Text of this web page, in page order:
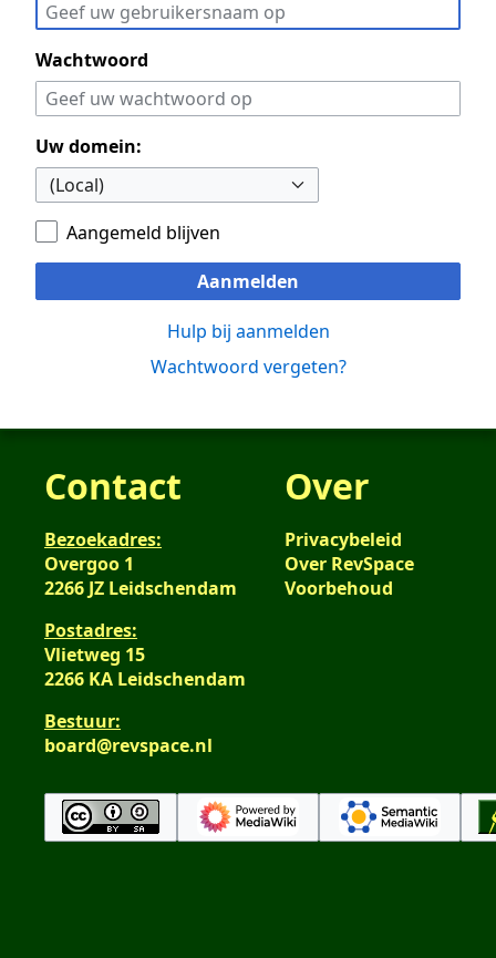
Wachtwoord
Uw domein:
Aangemeld blijven
Aanmelden
Hulp bij aanmelden
Wachtwoord vergeten?
Contact
Bezoekadres:
Overgoo 1
2266 JZ Leidschendam
Postadres:
Vlietweg 15
2266 KA Leidschendam
Bestuur:
board@revspace.nl
Over
Privacybeleid
Over RevSpace
Voorbehoud